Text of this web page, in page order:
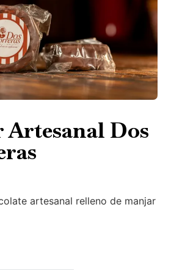
Dos
artesanal relleno de manjar